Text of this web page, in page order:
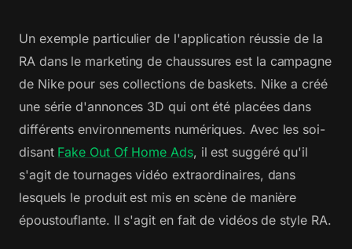
Un exemple particulier de l'application réussie de la
RA dans le marketing de chaussures est la campagne
de Nike pour ses collections de baskets. Nike a créé
une série d'annonces 3D qui ont été placées dans
différents environnements numériques. Avec les soi-
disant Fake Out Of Home Ads, il est suggéré qu'il
s'agit de tournages vidéo extraordinaires, dans
lesquels le produit est mis en scène de manière
époustouflante. Il s'agit en fait de vidéos de style RA.